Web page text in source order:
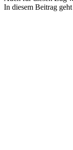
In diesem Beitrag